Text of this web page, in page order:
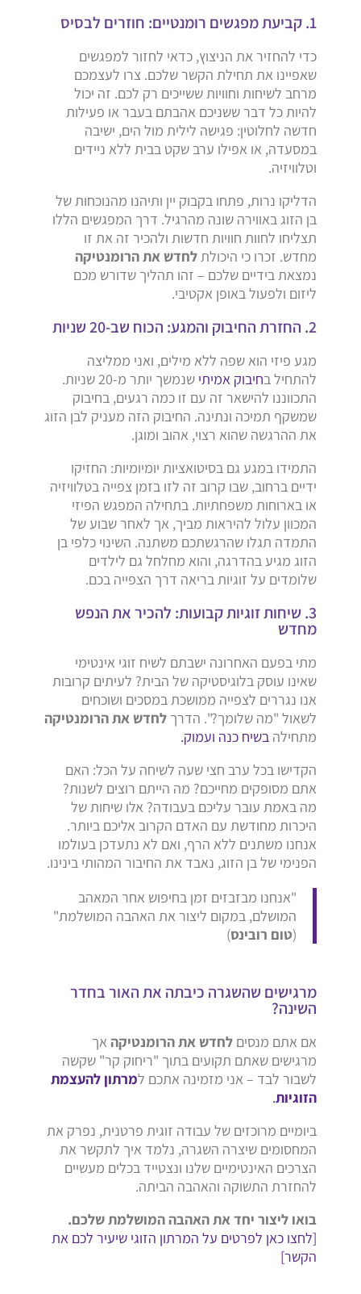
1. קביעת מפגשים רומנטיים: חוזרים לבסיס
כדי להחזיר את הניצוץ, כדאי לחזור למפגשים
שאפיינו את תחילת הקשר שלכם. צרו לעצמכם
מרחב לשיחות וחוויות ששייכים רק לכם. זה יכול
להיות כל דבר ששניכם אהבתם בעבר או פעילות
חדשה לחלוטין: פגישה לילית מול הים, ישיבה
במסעדה, או אפילו ערב שקט בבית ללא ניידים
וטלוויזיה.
הדליקו נרות, פתחו בקבוק יין ותיהנו מהנוכחות של
בן הזוג באווירה שונה מהרגיל. דרך המפגשים הללו
תצליחו לחוות חוויות חדשות ולהכיר זה את זו
מחדש. זכרו כי היכולתלחדש את הרומנטיקה
נמצאת בידיים שלכם – זהו תהליך שדורש מכם
ליזום ולפעול באופן אקטיבי.
2. החזרת החיבוק והמגע: הכוח שב-20 שניות
מגע פיזי הוא שפה ללא מילים, ואני ממליצה
להתחיל בחיבוק אמיתי
שנמשך יותר מ-20 שניות.
התכווננו להישאר זה עם זו כמה רגעים, בחיבוק
שמשקף תמיכה ונתינה. החיבוק הזה מעניק לבן הזוג
את ההרגשה שהוא רצוי, אהוב ומוגן.
התמידו במגע גם בסיטואציות יומיומיות: החזיקו
ידיים ברחוב, שבו קרוב זה לזו בזמן צפייה בטלוויזיה
או בארוחות משפחתיות. בתחילה המפגש הפיזי
המכוון עלול להיראות מביך, אך לאחר שבוע של
התמדה תגלו שהרגשתכם משתנה. השינוי כלפי בן
הזוג מגיע בהדרגה, והוא מחלחל גם לילדים
שלומדים על זוגיות בריאה דרך הצפייה בכם.
3. שיחות זוגיות קבועות: להכיר את הנפש
מחדש
מתי בפעם האחרונה ישבתם לשיח זוגי אינטימי
שאינו עוסק בלוגיסטיקה של הבית? לעיתים קרובות
אנו נגררים לצפייה ממושכת במסכים ושוכחים
לשאול "מה שלומך?". הדרך לחדש את הרומנטיקה
מתחילה בשיח כנה ועמוק.
הקדישו בכל ערב חצי שעה לשיחה על הכל: האם
אתם מסופקים מחייכם? מה הייתם רוצים לשנות?
מה באמת עובר עליכם בעבודה? אלו שיחות של
היכרות מחודשת עם האדם הקרוב אליכם ביותר.
אנחנו משתנים ללא הרף, ואם לא נתעדכן בעולמו
הפנימי של בן הזוג, נאבד את החיבור המהותי בינינו.
"אנחנו מבזבזים זמן בחיפוש אחר המאהב
המושלם, במקום ליצור את האהבה המושלמת"
(טום רובינס)
מרגישים שהשגרה כיבתה את האור בחדר
השינה?
אם אתם מנסים לחדש את הרומנטיקה אך
מרגישים שאתם תקועים בתוך "ריחוק קר" שקשה
לשבור לבד – אני מזמינה אתכם למרתון להעצמת
הזוגיות.
ביומיים מרוכזים של עבודה זוגית פרטנית, נפרק את
המחסומים שיצרה השגרה, נלמד איך לתקשר את
הצרכים האינטימיים שלנו ונצטייד בכלים מעשיים
להחזרת התשוקה והאהבה הביתה.
בואו ליצור יחד את האהבה המושלמת שלכם.
[לחצו כאן לפרטים על המרתון הזוגי שיעיר לכם את
הקשר]